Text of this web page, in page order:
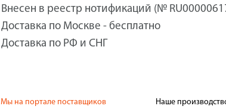
Внесен в реестр нотификаций (№
Доставка по Москве - бесплатно
Доставка по РФ и СНГ
Мы на портале поставщиков Наше